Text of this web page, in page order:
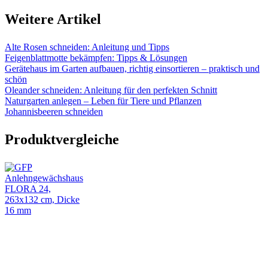
Weitere Artikel
Alte Rosen schneiden: Anleitung und Tipps
Feigenblattmotte bekämpfen: Tipps & Lösungen
Gerätehaus im Garten aufbauen, richtig einsortieren – praktisch und
schön
Oleander schneiden: Anleitung für den perfekten Schnitt
Naturgarten anlegen – Leben für Tiere und Pflanzen
Johannisbeeren schneiden
Produktvergleiche